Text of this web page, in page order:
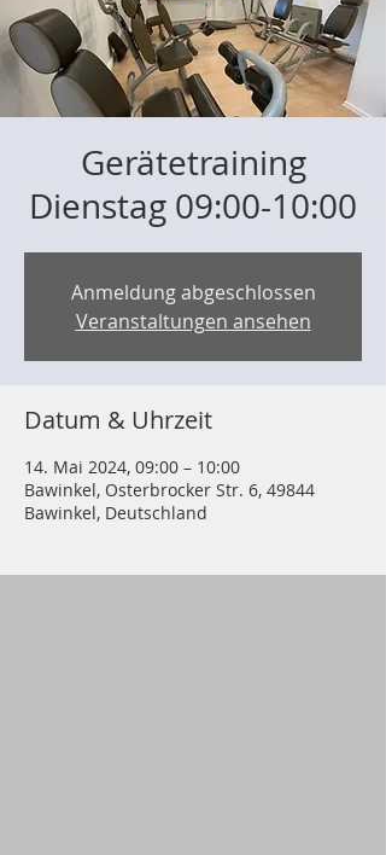
Gerätetraining
Dienstag 09:00-10:00
Anmeldung abgeschlossen
Veranstaltungen ansehen
Datum & Uhrzeit
14. Mai 2024, 09:00 – 10:00
Bawinkel, Osterbrocker Str. 6, 49844
Bawinkel, Deutschland